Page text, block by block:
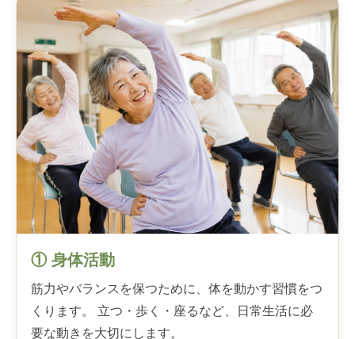
① 身体活動
筋力やバランスを保つために、体を動かす習慣をつ
くります。 立つ・歩く・座るなど、日常生活に必
要な動きを大切にします。